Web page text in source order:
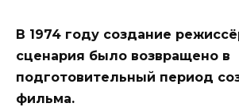
В 1974 году создание
сценария было возвращено в
подготовительный период
фильма.